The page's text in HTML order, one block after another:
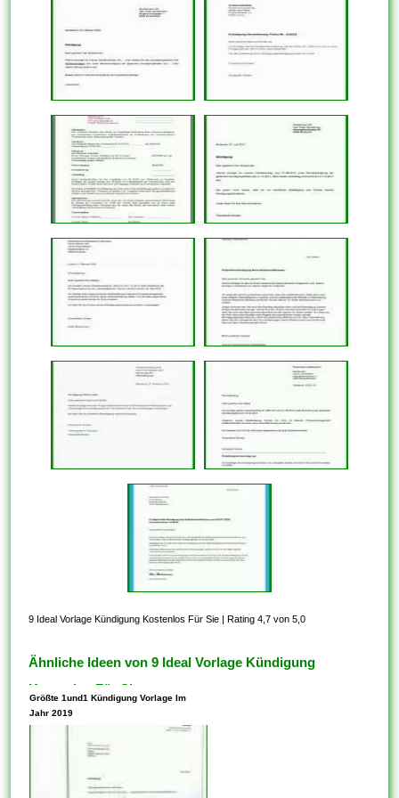
9 Ideal Vorlage Kündigung Kostenlos Für Sie |Rating 4,7 von 5,0
Ähnliche Ideen von 9 Ideal Vorlage Kündigung
Kostenlos Für Sie
Größte 1und1 Kündigung Vorlage Im
Jahr 2019